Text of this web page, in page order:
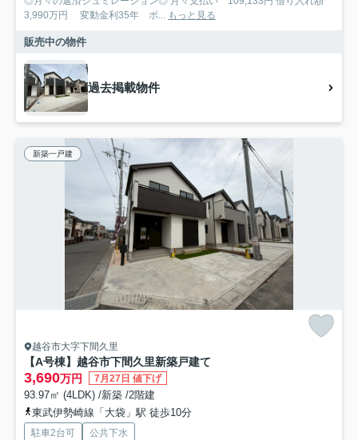
3,990万円 変動金利35年 ボ... もっと見る
販売中の物件
過去掲載物件
新築一戸建
越谷市大字下間久里
【A号棟】越谷市下間久里新築戸建て
3,690万円 7月27日 値下げ
93.97㎡ (4LDK) /新築 /2階建
東武伊勢崎線「大袋」駅 徒歩10分
駐車2台可
公共下水